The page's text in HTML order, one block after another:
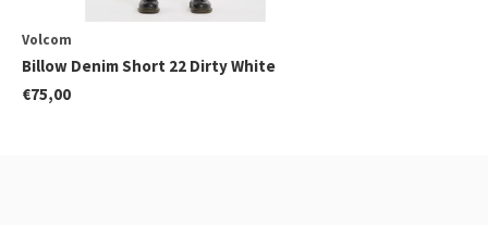
Volcom
Billow Denim Short 22 Dirty White
€75,00